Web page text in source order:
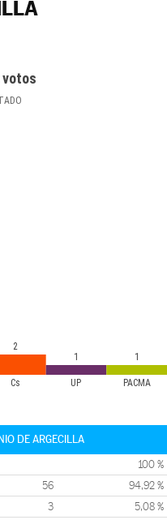
votos
Cs UP PACMA
2
1
1
DE ARGECILLA
100 %
56 94,92 %
3 5,08 %